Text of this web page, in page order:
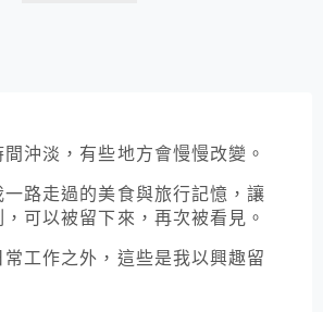
沖淡，有些地方會慢慢改變。
路走過的美食與旅行記憶，讓
可以被留下來，再次被看見。
工作之外，這些是我以興趣留